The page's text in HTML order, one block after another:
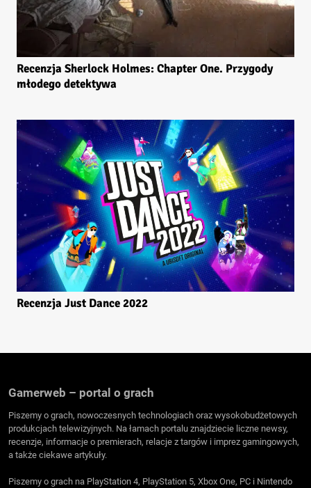
Recenzja Sherlock Holmes: Chapter One. Przygody
młodego detektywa
Recenzja Just Dance 2022
Gamerweb – portal o grach
Piszemy o grach, nowoczesnych technologiach oraz wysokobudżetowych
produkcjach telewizyjnych. Na łamach portalu znajdziecie liczne newsy,
recenzje, informacje o premierach, relacje z targów i imprez gamingowych,
a także ciekawe artykuły.
Piszemy o grach na PlayStation 4, PlayStation 5, Xbox One, PC i Nintendo